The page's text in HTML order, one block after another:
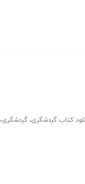
کتاب گردشگری، گردشگری،